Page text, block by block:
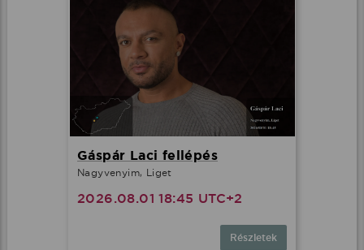
Gáspár Laci fellépés
Nagyvenyim, Liget
2026.08.01 18:45 UTC+2
Részletek